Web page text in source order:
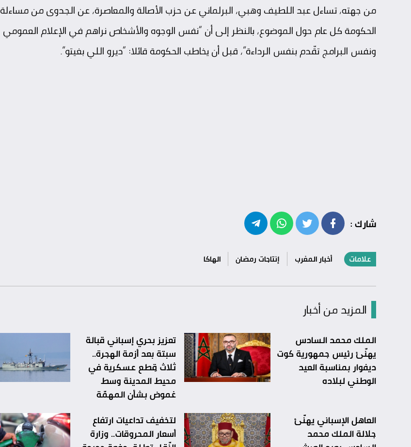
من جهته، تساءل عبد اللطيف وهبي، البرلماني عن حزب الأصالة والمعاصرة، عن الجدوى من مساءلة
الحكومة كل عام حول الموضوع، بالنظر إلى أن “نفس الوجوه والأشخاص نراهم في الإعلام العمومي
ونفس البرامج تقّدم بنفس الرداءة”، قبل أن يخاطب الحكومة قائلا: “ديرو اللي بغيتو”.
شارك :
علامات أخبار المغرب إنتاجات رمضان الهاكا
المزيد من أخبار
الملك محمد السادس
يهنّئ رئيس جمهورية كوت
ديفوار بمناسبة العيد
الوطني لبلاده
تعزيز بحري إسباني قبالة
سبتة بعد أزمة الهجرة..
ثلاث قِطع عسكرية في
محيط المدينة وسط
غموض بشأن المهمّة
العاهل الإسباني يهنّئ
جلالة الملك محمد
لتخفيف تداعيات ارتفاع
أسعار المحروقات.. وزارة